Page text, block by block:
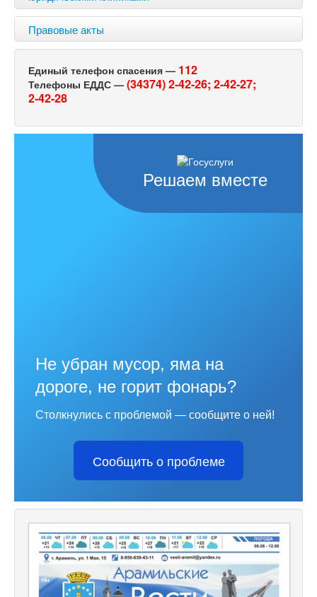
Правовые акты
Единый телефон спасения — 112
Телефоны ЕДДС — (34374) 2-42-26; 2-42-27;
2-42-28
Решаем вместе
Не убран мусор, яма на
дороге, не горит фонарь?
Столкнулись с проблемой — сообщите о ней!
Сообщить о проблеме